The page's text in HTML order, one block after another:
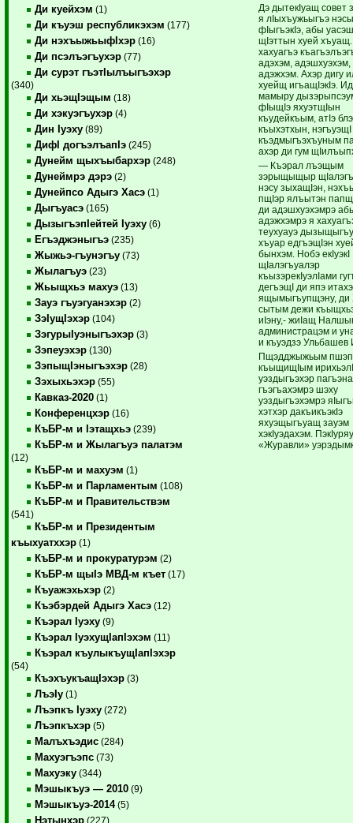
Ди куейхэм (1)
Ди къуэш республикэхэм (177)
Ди нэхъыжьыфIхэр (16)
Ди псэлъэгъухэр (77)
Ди сурэт гъэтIылъыгъэхэр
(340)
Ди хьэщIэщым (18)
Ди хэкуэгъухэр (4)
Дин Iуэху (89)
ДифI догъэлъапIэ (245)
Дунейм щыхъыбархэр (248)
Дунеймрэ дэрэ (2)
Дунейпсо Адыгэ Хасэ (1)
Дыгъуасэ (165)
ДызыгъэпIейтей Iуэху (6)
Егъэджэныгъэ (235)
Жыжьэ-гъунэгъу (73)
Жылагъуэ (23)
Жьыщхьэ махуэ (13)
Зауэ гъуэгуанэхэр (2)
ЗэIущIэхэр (104)
ЗэгурыIуэныгъэхэр (3)
Зэпеуэхэр (130)
ЗэпыщIэныгъэхэр (28)
Зэхыхьэхэр (55)
Кавказ-2020 (1)
Конференцхэр (16)
КъБР-м и Iэтащхьэ (239)
КъБР-м и Жылагъуэ палатэм
(12)
КъБР-м и махуэм (1)
КъБР-м и Парламентым (108)
КъБР-м и Правительствэм
(541)
КъБР-м и Президентым
къыхуатххэр (1)
КъБР-м и прокуратурэм (2)
КъБР-м щыIэ МВД-м къет (17)
Къуажэхьхэр (2)
Къэбэрдей Адыгэ Хасэ (12)
Къэрал Iуэху (9)
Къэрал IуэхущIапIэхэм (11)
Къэрал къулыкъущIапIэхэр
(54)
КъэхъукъащIэхэр (3)
ЛъэIу (1)
Лъэпкъ Iуэху (272)
Лъэпкъхэр (5)
Малъхъэдис (284)
Махуэгъэпс (73)
Махуэку (344)
Мэшыкъуэ — 2010 (9)
Мэшыкъуэ-2014(5)
Нэтынхэр (227)
Дэ дытекIуащ совет
я лIыхъужьыгъэ
фIыгъэкIэ, абы
щIэттын хуей хъуащ.
хахуагъэ
адэхэм,
адэжхэм. Ахэр дигу
хуейщ игъащIэкIэ.
мамыру
фIыщIэ яхуэтщIын
къудейкъым, атIэ
къыхэтхын, нэгъуэщI
къэдмыгъэхъуным
ахэр ди гум
— Къэрал лъэщым
зэрыщыщыр
нэсу зыхащIэн,
пщIэр ялъытэн
ди адэшхуэхэмрэ
адэжхэмрэ я
теухуауэ
хъуар едгъэщIэн
бынхэм. Нобэ екIуэкI
щIалэгъуалэр
къызэрекIуэлIами
дегъэщI ди япэ
ящымыгъупщэну, ди
сытым дежи
иIэну,- жиIащ
администрацэм и
и къуэдзэ Ульбашев
Пщэдджыжьым
къыщищIым
уэздыгъэхэр
гъэгъахэмрэ шэху
уэздыгъэхэмрэ
хэтхэр дакъикъэкIэ
яхуэщыгъуащ зауэм
хэкIуэдахэм.
«Журавли»